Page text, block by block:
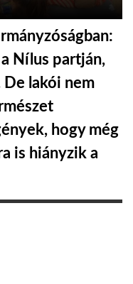
Nílus partján,
lakói nem
hogy még
is hiányzik a